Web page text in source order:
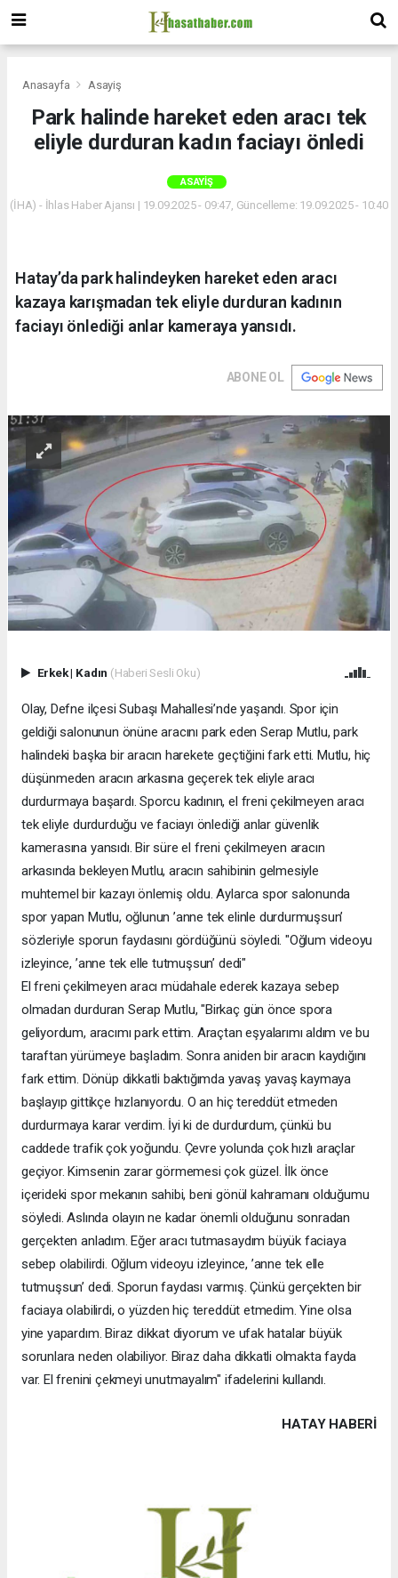
Anasayfa Asayiş
Park halinde hareket eden aracı tek
eliyle durduran kadın faciayı önledi
ASAYIŞ
(İHA) - İhlas Haber Ajansı | 19.09.2025 - 09:47, Güncelleme: 19.09.2025 - 10:40
Hatay’da park halindeyken hareket eden aracı
kazaya karışmadan tek eliyle durduran kadının
faciayı önlediği anlar kameraya yansıdı.
ABONE OL
Erkek| Kadın (Haberi Sesli Oku)
Olay, Defne ilçesi Subaşı Mahallesi’nde yaşandı. Spor için
geldiği salonunun önüne aracını park eden Serap Mutlu, park
halindeki başka bir aracın harekete geçtiğini fark etti. Mutlu, hiç
düşünmeden aracın arkasına geçerek tek eliyle aracı
durdurmaya başardı. Sporcu kadının, el freni çekilmeyen aracı
tek eliyle durdurduğu ve faciayı önlediği anlar güvenlik
kamerasına yansıdı. Bir süre el freni çekilmeyen aracın
arkasında bekleyen Mutlu, aracın sahibinin gelmesiyle
muhtemel bir kazayı önlemiş oldu. Aylarca spor salonunda
spor yapan Mutlu, oğlunun ’anne tek elinle durdurmuşsun’
sözleriyle sporun faydasını gördüğünü söyledi. "Oğlum videoyu
izleyince, ’anne tek elle tutmuşsun’ dedi"
El freni çekilmeyen aracı müdahale ederek kazaya sebep
olmadan durduran Serap Mutlu, "Birkaç gün önce spora
geliyordum, aracımı park ettim. Araçtan eşyalarımı aldım ve bu
taraftan yürümeye başladım. Sonra aniden bir aracın kaydığını
fark ettim. Dönüp dikkatli baktığımda yavaş yavaş kaymaya
başlayıp gittikçe hızlanıyordu. O an hiç tereddüt etmeden
durdurmaya karar verdim. İyi ki de durdurdum, çünkü bu
caddede trafik çok yoğundu. Çevre yolunda çok hızlı araçlar
geçiyor. Kimsenin zarar görmemesi çok güzel. İlk önce
içerideki spor mekanın sahibi, beni gönül kahramanı olduğumu
söyledi. Aslında olayın ne kadar önemli olduğunu sonradan
gerçekten anladım. Eğer aracı tutmasaydım büyük faciaya
sebep olabilirdi. Oğlum videoyu izleyince, ’anne tek elle
tutmuşsun’ dedi. Sporun faydası varmış. Çünkü gerçekten bir
faciaya olabilirdi, o yüzden hiç tereddüt etmedim. Yine olsa
yine yapardım. Biraz dikkat diyorum ve ufak hatalar büyük
sorunlara neden olabiliyor. Biraz daha dikkatli olmakta fayda
var. El frenini çekmeyi unutmayalım" ifadelerini kullandı.
HATAY HABERİ